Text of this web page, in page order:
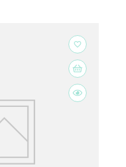
favorite_border